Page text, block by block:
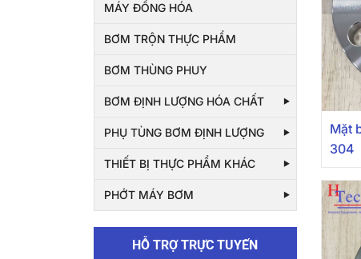
MÁY ĐỒNG HÓA
BƠM TRỘN THỰC PHẨM
BƠM THÙNG PHUY
BƠM ĐỊNH LƯỢNG HÓA CHẤT
PHỤ TÙNG BƠM ĐỊNH LƯỢNG
THIẾT BỊ THỰC PHẨM KHÁC
PHỚT MÁY BƠM
HỖ TRỢ TRỰC TUYẾN
Mặt
304